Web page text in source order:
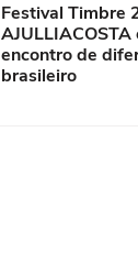
Festival Timbre
encontro de
brasileiro